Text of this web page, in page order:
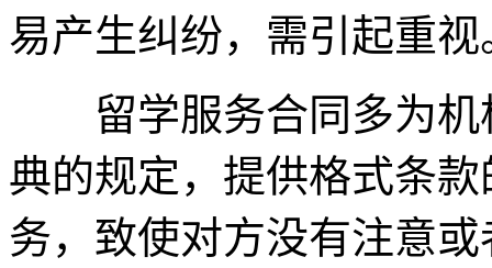
易产生纠纷，需引起重视
留学服务合同多为机
典的规定，提供格式条
务，致使对方没有注意